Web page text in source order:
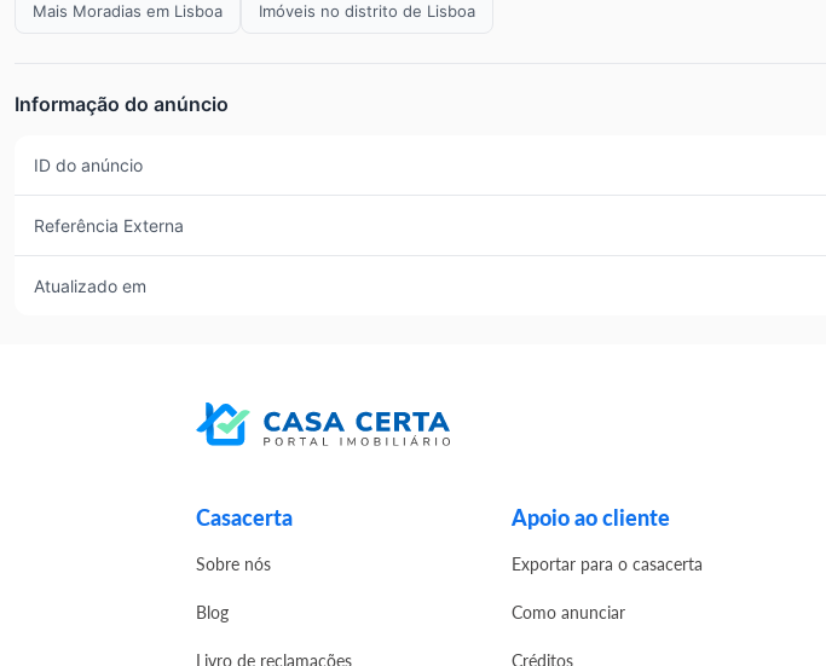
Mais Moradias em Lisboa Imóveis no distrito de Lisboa
Informação do anúncio
ID do anúncio
Referência Externa
Atualizado em
Casacerta
Sobre nós
Blog
Livro de reclamações
Apoio ao cliente
Exportar para o casacerta
Como anunciar
Créditos